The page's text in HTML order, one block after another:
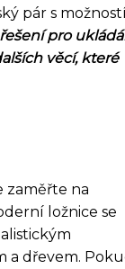
pár s
pro
věcí, které
zaměřte na
ložnice se
a dřevem.